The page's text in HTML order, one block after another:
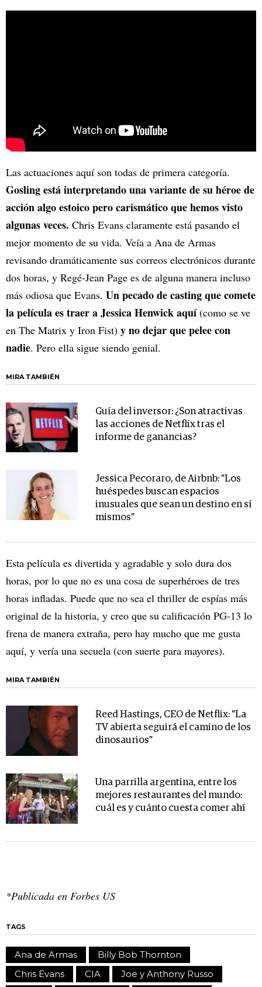
Las actuaciones aquí son todas de primera categoría.
Gosling está interpretando una variante de su héroe de
acción algo estoico pero carismático que hemos visto
algunas veces. Chris Evans claramente está pasando el
mejor momento de su vida. Veía a Ana de Armas
revisando dramáticamente sus correos electrónicos durante
dos horas, y Regé-Jean Page es de alguna manera incluso
más odiosa que Evans. Un pecado de casting que comete
la película es traer a Jessica Henwick aquí(como se ve
en The Matrix y Iron Fist) y no dejar que pelee con
nadie. Pero ella sigue siendo genial.
MIRA TAMBIÉN
Guía del inversor: ¿Son atractivas
las acciones de Netflix tras el
informe de ganancias?
Jessica Pecoraro, de Airbnb: "Los
huéspedes buscan espacios
inusuales que sean un destino en sí
mismos"
Esta película es divertida y agradable y solo dura dos
horas, por lo que no es una cosa de superhéroes de tres
horas infladas. Puede que no sea el thriller de espías más
original de la historia, y creo que su calificación PG-13 lo
frena de manera extraña, pero hay mucho que me gusta
aquí, y vería una secuela (con suerte para mayores).
MIRA TAMBIÉN
Reed Hastings, CEO de Netflix: "La
TV abierta seguirá el camino de los
dinosaurios"
Una parrilla argentina, entre los
mejores restaurantes del mundo:
cuál es y cuánto cuesta comer ahí
*Publicada en Forbes US
TAGS
Ana de Armas
Billy Bob Thornton
Chris Evans
CIA
Joe y Anthony Russo